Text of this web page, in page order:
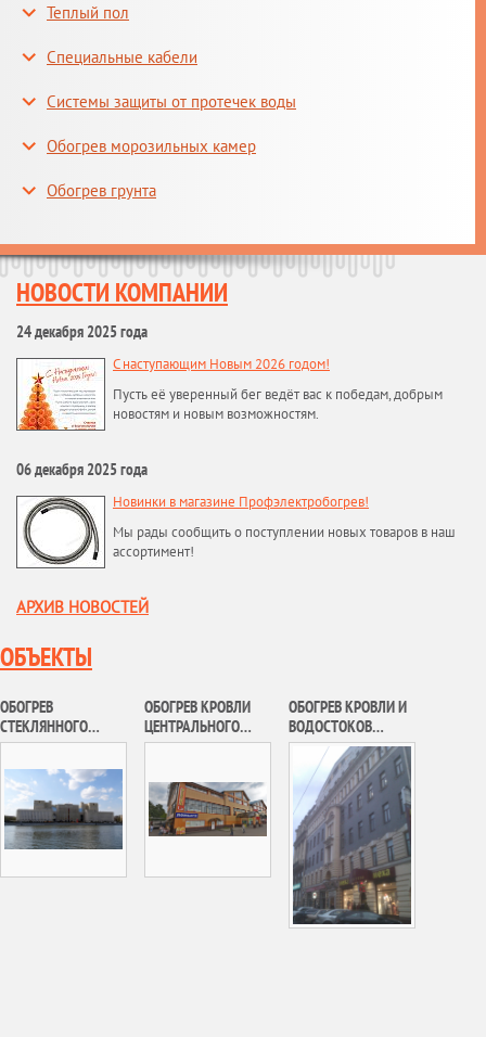
Теплый пол
Специальные кабели
Системы защиты от протечек воды
Обогрев морозильных камер
Обогрев грунта
НОВОСТИ КОМПАНИИ
24 декабря 2025 года
С наступающим Новым 2026 годом!
Пусть её уверенный бег ведёт вас к победам, добрым
новостям и новым возможностям.
06 декабря 2025 года
Новинки в магазине Профэлектробогрев!
Мы рады сообщить о поступлении новых товаров в наш
ассортимент!
АРХИВ НОВОСТЕЙ
ОБЪЕКТЫ
ОБОГРЕВ
СТЕКЛЯННОГО
АТРИУМА
КОМПЛЕКСА №3 НА
ФРУНЗЕНСКОЙ
НАБЕРЕЖНОЙ
ОБОГРЕВ КРОВЛИ
ЦЕНТРАЛЬНОГО
ТОРГОВОГО ЦЕНТРА
ОБОГРЕВ КРОВЛИ И
ВОДОСТОКОВ
АДМИНИСТРАТИВНО
ГО ЗДАНИЯ Г.
МОСКВА